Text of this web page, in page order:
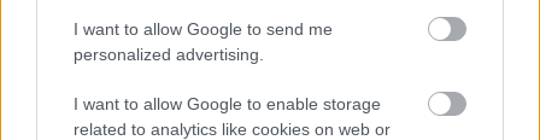
I want to allow Google to send me
personalized advertising.
I want to allow Google to enable storage
related to analytics like cookies on web or
Ακολουθήστε τοinsider.gr στο Google News